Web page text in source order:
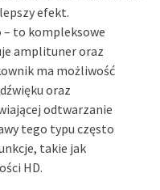
efekt.
– to kompleksowe
amplituner oraz
ma możliwość
oraz
odtwarzanie
tego typu często
takie jak
HD.